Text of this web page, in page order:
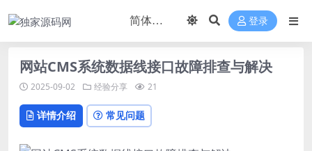
登录
网站CMS系统数据线接口故障排查与解决
2025-09-02 经验分享 21
详情介绍 常见问题